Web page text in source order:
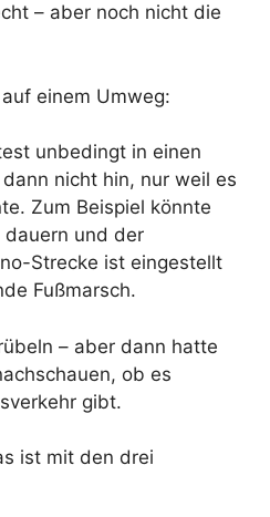
– aber noch nicht die
einem Umweg:
unbedingt in einen
nicht hin, nur weil es
Zum Beispiel könnte
dauern und der
Strecke ist eingestellt
Fußmarsch.
– aber dann hatte
ob es
gibt.
ist mit den drei